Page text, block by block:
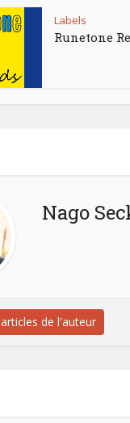
Labels
Runetone
Nago
de l'auteur